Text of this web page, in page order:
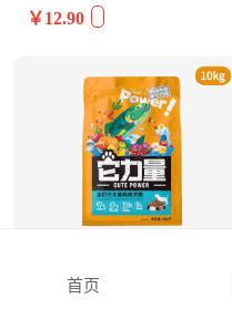
包
￥12.90
文鱼鸡肉犬粮10kg
首页